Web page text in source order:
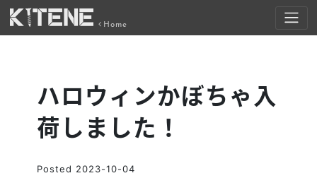
Home
ハロウィンかぼちゃ入
荷しました！
Posted 2023-10-04